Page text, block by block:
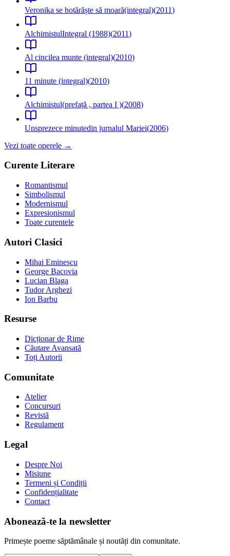
Veronika se hotărăște să moară(integral)(2011)
AlchimistulIntegral (1988)(2011)
Al cincilea munte (integral)(2010)
11 minute (integral)(2010)
Alchimistul(prefață , partea I )(2008)
Unsprezece minutedin jurnalul Mariei(2006)
Vezi toate operele →
Curente Literare
Romantismul
Simbolismul
Modernismul
Expresionismul
Toate curentele
Autori Clasici
Mihai Eminescu
George Bacovia
Lucian Blaga
Tudor Arghezi
Ion Barbu
Resurse
Dicționar de Rime
Căutare Avansată
Toți Autorii
Comunitate
Atelier
Concursuri
Revistă
Regulament
Legal
Despre Noi
Misiune
Termeni și Condiții
Confidențialitate
Contact
Abonează-te la newsletter
Primește poeme săptămânale și noutăți din comunitate.